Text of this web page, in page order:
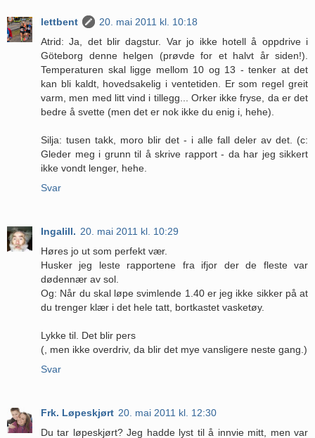
lettbent
20. mai 2011 kl. 10:18
Atrid: Ja, det blir dagstur. Var jo ikke hotell å oppdrive i
Göteborg denne helgen (prøvde for et halvt år siden!).
Temperaturen skal ligge mellom 10 og 13 - tenker at det
kan bli kaldt, hovedsakelig i ventetiden. Er som regel greit
varm, men med litt vind i tillegg... Orker ikke fryse, da er det
bedre å svette (men det er nok ikke du enig i, hehe).
Silja: tusen takk, moro blir det - i alle fall deler av det. (c:
Gleder meg i grunn til å skrive rapport - da har jeg sikkert
ikke vondt lenger, hehe.
Svar
Ingalill. 20. mai 2011 kl. 10:29
Høres jo ut som perfekt vær.
Husker jeg leste rapportene fra ifjor der de fleste var
dødennær av sol.
Og: Når du skal løpe svimlende 1.40 er jeg ikke sikker på at
du trenger klær i det hele tatt, bortkastet vasketøy.
Lykke til. Det blir pers
(, men ikke overdriv, da blir det mye vansligere neste gang.)
Svar
Frk. Løpeskjørt 20. mai 2011 kl. 12:30
Du tar løpeskjørt? Jeg hadde lyst til å innvie mitt, men var